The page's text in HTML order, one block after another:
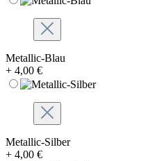
Metallic-Blau
+ 4,00 €
Metallic-Silber
+ 4,00 €